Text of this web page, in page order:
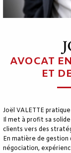
AVOCAT
ET
Joël VALETTE
Il met à profit sa
clients vers des
En matière de gestion
négociation,